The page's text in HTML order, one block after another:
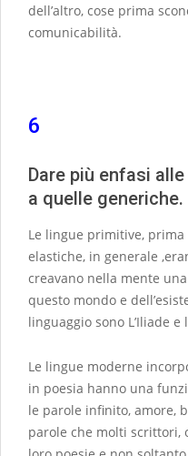
dell’altro, cose prima
comunicabilità.
6
Dare più enfasi
a quelle generiche.
Le lingue primitive,
elastiche, in generale
creavano nella mente
questo mondo e
linguaggio sono L’Iliade e
Le lingue moderne
in poesia hanno una
le parole infinito, amore,
parole che molti scrittori,